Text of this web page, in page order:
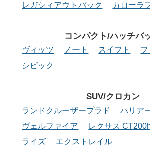
レガシィアウトバック
カローラ
コンパクト/ハッチバ
ヴィッツ ノート スイフト
フ
シビック
SUV/クロカン
ランドクルーザープラド
ハリア
ヴェルファイア
レクサス
ライズ
エクストレイル